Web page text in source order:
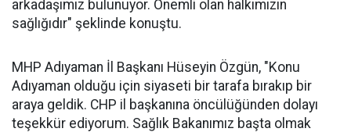
arkadaşımız bulunuyor. Önemli olan halkımızın
sağlığıdır" şeklinde konuştu.
MHP Adıyaman İl Başkanı Hüseyin Özgün, "Konu
Adıyaman olduğu için siyaseti bir tarafa bırakıp bir
araya geldik. CHP il başkanına öncülüğünden dolayı
teşekkür ediyorum. Sağlık Bakanımız başta olmak